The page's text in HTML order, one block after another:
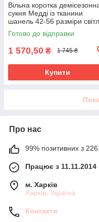
Вільна коротка
сукня Медді із тканини
шанель 42-56 разміри
сіра
Готово до відправки
1 570,50 ₴ 1 745 ₴
Купити
Про нас
99% позитивних з 226
Працює з 11.11.2014
м. Харків
Харків, Україна
Контакти